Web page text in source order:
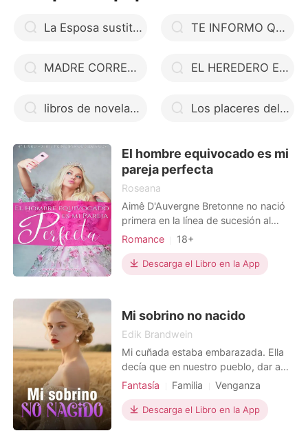
momento en que llegó una frenética
La Esposa sustituta del Magnate TE INFORMO QUE ERES MI PAPÁ
MADRE CORRECTA, PADRE EQUIVOCADO EL HEREDERO ES UNA MUJER
libros de novelas romanticas Los placeres del señor Benet
El hombre equivocado es mi
pareja perfecta
Roseana
Aimê D'Auvergne Bretonne no nació
primera en la línea de sucesión al
trono. Pero todo el mundo supo
Entre sus certezas en la vida, ella
sabía: - Que no podía casarse con su
situación en la que
Romance
18+
Matromonio arreglado
Triángulo amoroso
Celebridades
Arrogante/Dominante
Descarga el Libro en la App
Mi sobrino no nacido
Edik Brandwein
Mi cuñada estaba embarazada. Ella
decía que en nuestro pueblo, dar a
luz era simplemente cuestión de un
preocupada e insistí en que fuera a
hacerse un chequeo. Resultó que
Fantasía Familia
Venganza
Embarazo
Trama llena de altibajos
Descarga el Libro en la App